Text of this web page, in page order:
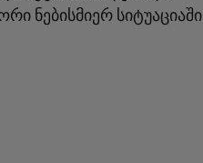
ნებისმიერ სიტუაციაში